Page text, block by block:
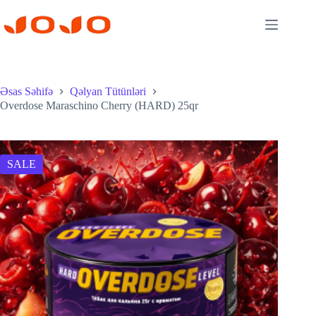
content
Əsas Səhifə
Qəlyan Tütünləri
Overdose Maraschino Cherry (HARD) 25qr
SALE